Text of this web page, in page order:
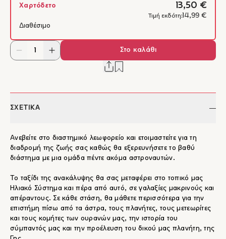
Χαρτόδετο 13,50 €
Τιμή εκδότη: 14,99 €
Διαθέσιμο
Στο καλάθι
ΣΧΕΤΙΚΑ
Ανεβείτε στο διαστημικό λεωφορείο και ετοιμαστείτε για τη
διαδρομή της ζωής σας καθώς θα εξερευνήσετε το βαθύ
διάστημα με μια ομάδα πέντε ακόμα αστροναυτών.
Το ταξίδι της ανακάλυψης θα σας μεταφέρει στο τοπικό μας
Ηλιακό Σύστημα και πέρα από αυτό, σε γαλαξίες μακρινούς και
απέραντους. Σε κάθε στάση, θα μάθετε περισσότερα για την
επιστήμη πίσω από τα άστρα, τους πλανήτες, τους μετεωρίτες
και τους κομήτες των ουρανών μας, την ιστορία του
σύμπαντός μας και την προέλευση του δικού μας πλανήτη, της